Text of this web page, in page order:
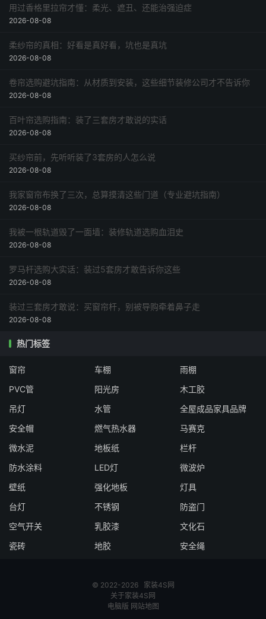
用过香格里拉帘才懂：柔光、遮丑、还能治强迫症
2026-08-08
柔纱帘的真相：好看是真好看，坑也是真坑
2026-08-08
卷帘选购避坑指南：从材质到安装，这些细节装修公司才不告诉你
2026-08-08
百叶帘选购指南：装了三套房才敢说的实话
2026-08-08
买纱帘前，先听听装了3套房的人怎么说
2026-08-08
我家窗帘布换了三次，总算摸清这些门道（专业避坑指南）
2026-08-08
我被一根轨道毁了一面墙：装修轨道选购血泪史
2026-08-08
罗马杆选购大实话：装过5套房才敢告诉你这些
2026-08-08
装过三套房才敢说：买窗帘杆，别被导购牵着鼻子走
2026-08-08
热门标签
窗帘 车棚
雨棚
PVC管
阳光房
木工胶
吊灯
水管
全屋成品家具品牌
安全帽
燃气热水器
马赛克
微水泥
地板纸
栏杆
防水涂料
LED灯
微波炉
壁纸
强化地板
灯具
台灯
不锈钢
防盗门
空气开关
乳胶漆
文化石
瓷砖
地胶 安全绳
© 2022-2026 家装4S网
关于家装4S网
电脑版 网站地图